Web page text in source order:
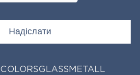
COLORSGLASS METALL